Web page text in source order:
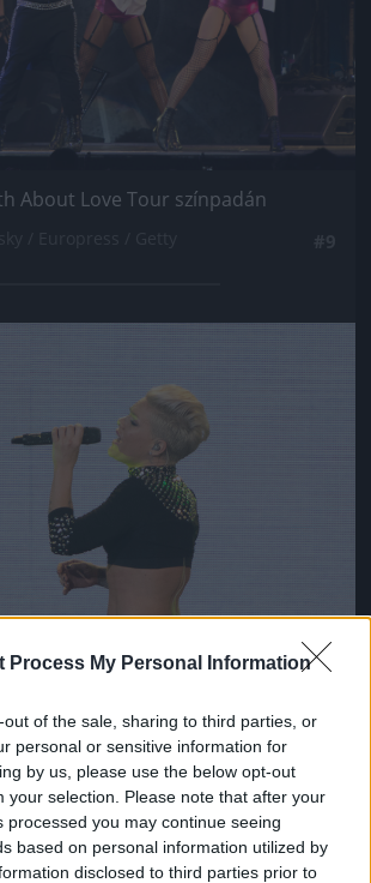
Process My Personal Information
out of the sale, sharing to third parties, or
personal or sensitive information for
by us, please use the below opt-out
your selection. Please note that after your
processed you may continue seeing
based on personal information utilized by
disclosed to third parties prior to
About Love Tour színpadán